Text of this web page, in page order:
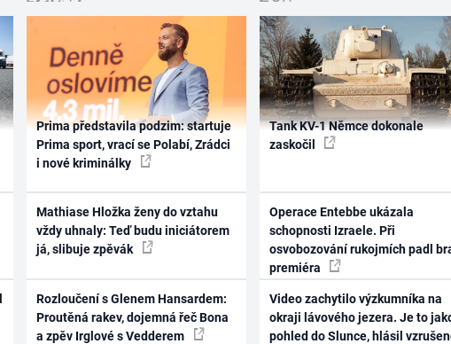
Prima představila podzim: startuje
Prima sport, vrací se Polabí, Zrádci
i nové kriminálky
Mathiase Hložka ženy do vztahu
vždy uhnaly: Teď budu iniciátorem
já, slibuje zpěvák
Rozloučení s Glenem Hansardem:
Proutěná rakev, dojemná řeč Bona
a zpěv Irglové s Vedderem
Tank KV-1 Němce dokonale
zaskočil
Operace Entebbe ukázala
schopnosti Izraele. Při
osvobozování rukojmích padl
premiéra
Video zachytilo výzkumníka na
okraji lávového jezera. Je to
pohled do Slunce, hlásil